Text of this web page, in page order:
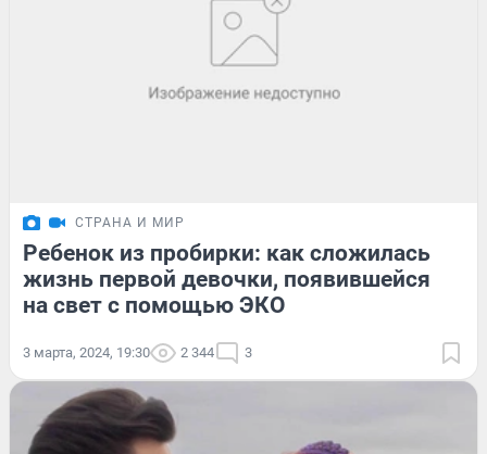
СТРАНА И МИР
Ребенок из пробирки: как сложилась
жизнь первой девочки, появившейся
на свет с помощью ЭКО
3 марта, 2024, 19:30 2 344 3